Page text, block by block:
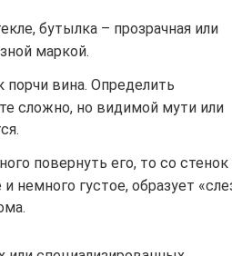
бутылка – прозрачная или
маркой.
вина. Определить
сложно, но видимой мути или
повернуть его, то со стенок
немного густое, образует